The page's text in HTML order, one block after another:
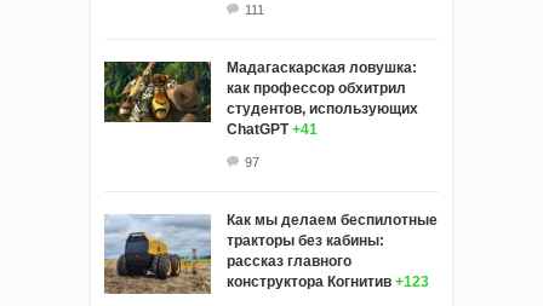
111
Мадагаскарская ловушка:
как профессор обхитрил
студентов, использующих
ChatGPT +41
97
Как мы делаем беспилотные
тракторы без кабины:
рассказ главного
конструктора Когнитив +123